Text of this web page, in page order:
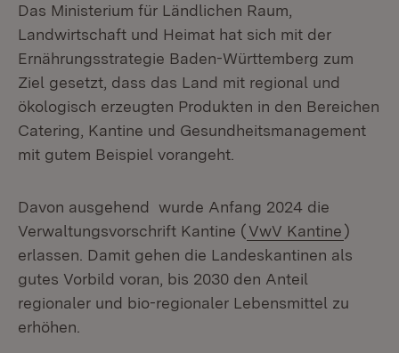
Das Ministerium für Ländlichen Raum,
Landwirtschaft und Heimat hat sich mit der
Ernährungsstrategie Baden-Württemberg zum
Ziel gesetzt, dass das Land mit regional und
ökologisch erzeugten Produkten in den Bereichen
Catering, Kantine und Gesundheitsmanagement
mit gutem Beispiel vorangeht.
Davon ausgehend wurde Anfang 2024 die
Verwaltungsvorschrift Kantine (VwV Kantine)
erlassen. Damit gehen die Landeskantinen als
gutes Vorbild voran, bis 2030 den Anteil
regionaler und bio-regionaler Lebensmittel zu
erhöhen.